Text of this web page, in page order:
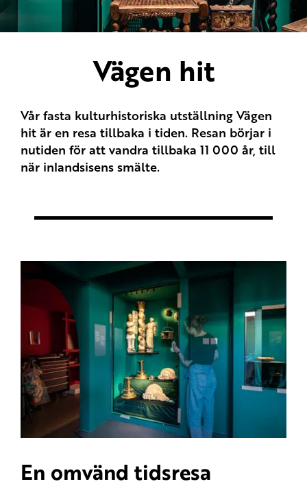
Vägen hit
Vår fasta kulturhistoriska utställning Vägen
hit är en resa tillbaka i tiden. Resan börjar i
nutiden för att vandra tillbaka 11 000 år, till
när inlandsisens smälte.
En omvänd tidsresa